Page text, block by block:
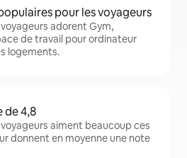
pour les voyageurs
adorent Gym,
de travail pour ordinateur
logements.
de 4,8
aiment beaucoup ces
donnent en moyenne une note